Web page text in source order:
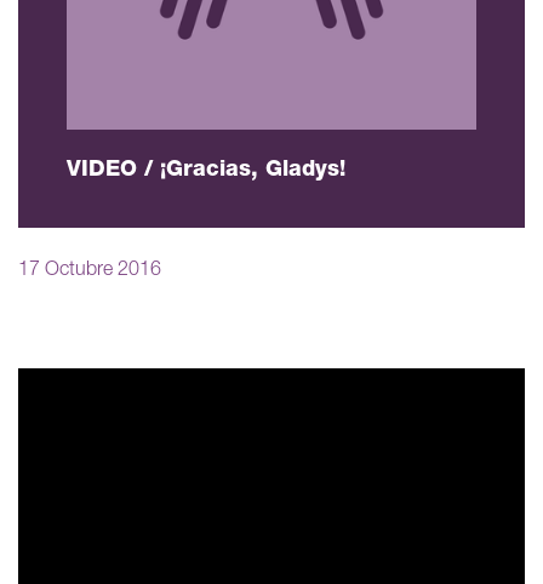
VIDEO / ¡Gracias, Gladys!
17 Octubre 2016